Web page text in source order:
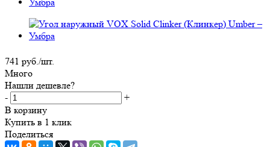
741 руб./шт.
Много
Нашли дешевле?
-
+
В корзину
Купить в 1 клик
Поделиться